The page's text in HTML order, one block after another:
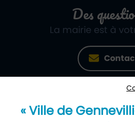
Des
La mairie est à
« Ville de